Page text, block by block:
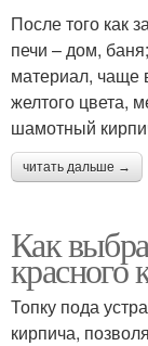
После того как
печи – дом,
материал, чаще
желтого цвета,
шамотный
читать дальше →
Как
красного
Топку пода
кирпича,